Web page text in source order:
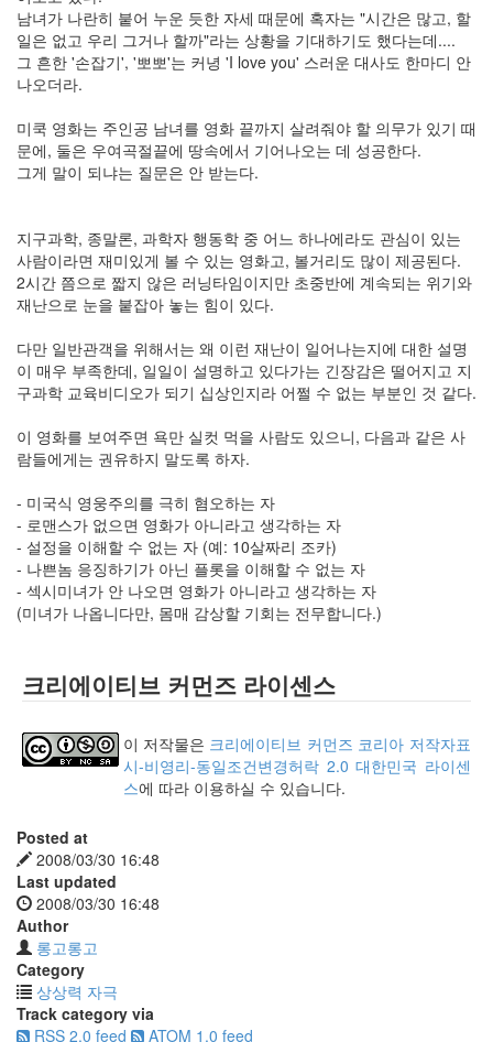
남녀가 나란히 붙어 누운 듯한 자세 때문에 혹자는 "시간은 많고, 할
일은 없고 우리 그거나 할까"라는 상황을 기대하기도 했다는데....
그 흔한 '손잡기', '뽀뽀'는 커녕 'I love you' 스러운 대사도 한마디 안
나오더라.
미쿡 영화는 주인공 남녀를 영화 끝까지 살려줘야 할 의무가 있기 때
문에, 둘은 우여곡절끝에 땅속에서 기어나오는 데 성공한다.
그게 말이 되냐는 질문은 안 받는다.
지구과학, 종말론, 과학자 행동학 중 어느 하나에라도 관심이 있는
사람이라면 재미있게 볼 수 있는 영화고, 볼거리도 많이 제공된다.
2시간 쯤으로 짧지 않은 러닝타임이지만 초중반에 계속되는 위기와
재난으로 눈을 붙잡아 놓는 힘이 있다.
다만 일반관객을 위해서는 왜 이런 재난이 일어나는지에 대한 설명
이 매우 부족한데, 일일이 설명하고 있다가는 긴장감은 떨어지고 지
구과학 교육비디오가 되기 십상인지라 어쩔 수 없는 부분인 것 같다.
이 영화를 보여주면 욕만 실컷 먹을 사람도 있으니, 다음과 같은 사
람들에게는 권유하지 말도록 하자.
- 미국식 영웅주의를 극히 혐오하는 자
- 로맨스가 없으면 영화가 아니라고 생각하는 자
- 설정을 이해할 수 없는 자 (예: 10살짜리 조카)
- 나쁜놈 응징하기가 아닌 플롯을 이해할 수 없는 자
- 섹시미녀가 안 나오면 영화가 아니라고 생각하는 자
(미녀가 나옵니다만, 몸매 감상할 기회는 전무합니다.)
크리에이티브 커먼즈 라이센스
이 저작물은 크리에이티브 커먼즈 코리아 저작자표
시-비영리-동일조건변경허락 2.0 대한민국 라이센
스에 따라 이용하실 수 있습니다.
Posted at
2008/03/30 16:48
Last updated
2008/03/30 16:48
Author
롱고롱고
Category
상상력 자극
Track category via
RSS 2.0 feed
ATOM 1.0 feed